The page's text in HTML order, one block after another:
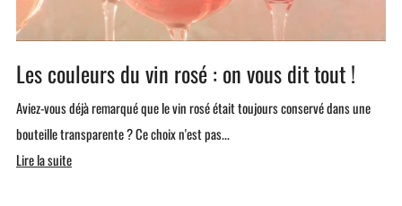
Les couleurs du vin rosé : on vous dit tout !
Aviez-vous déjà remarqué que le vin rosé était toujours conservé dans une
bouteille transparente ? Ce choix n'est pas...
Lire la suite